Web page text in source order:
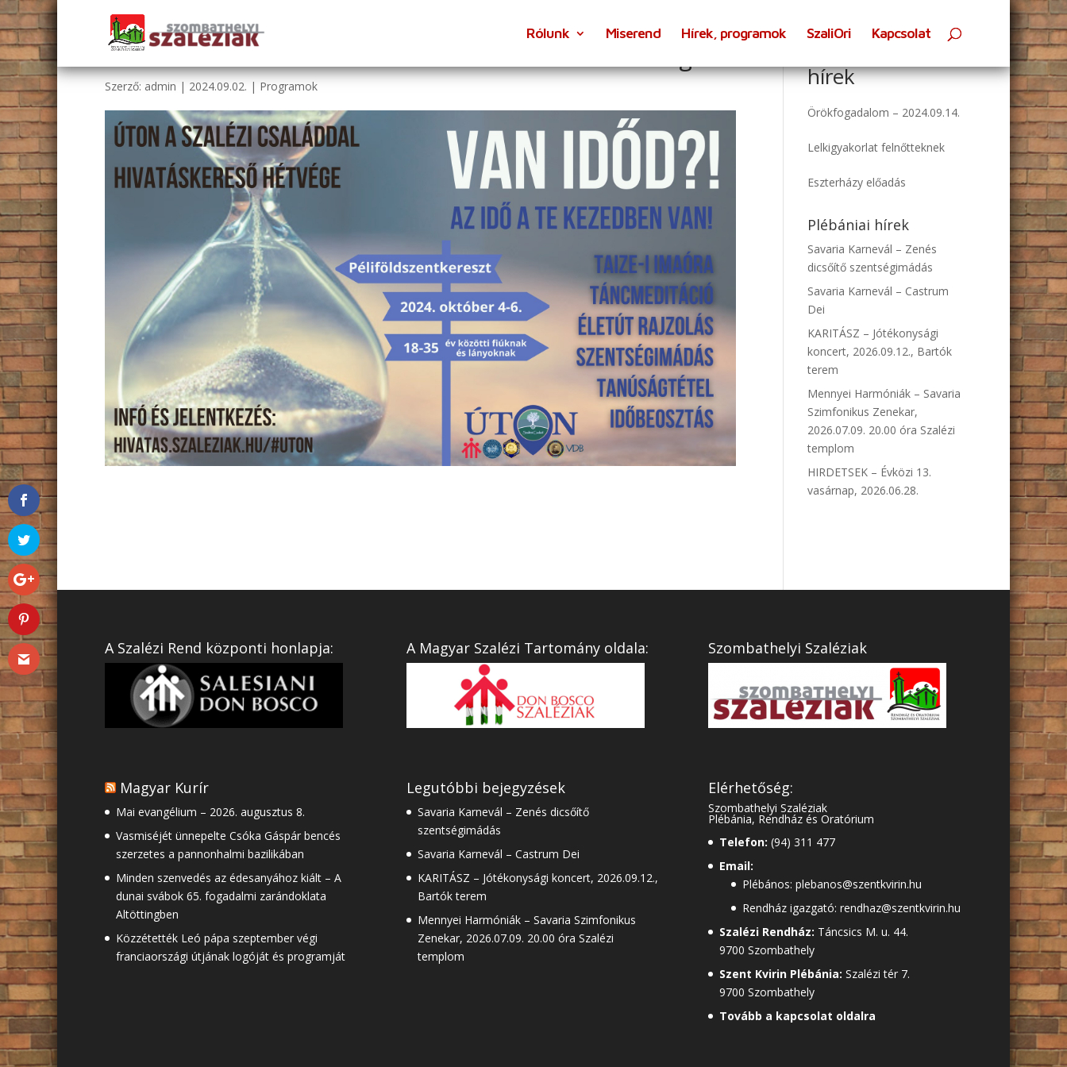
Rólunk Miserend Hírek, programok SzaliOri Kapcsolat
ÚTON A SZALÉZI CSALÁDDAL – hivatáskereső hétvége
Szerző: admin | 2024.09.02. | Programok hírek
Örökfogadalom – 2024.09.14.
Lelkigyakorlat felnőtteknek
Eszterházy előadás
Plébániai hírek
Savaria Karnevál – Zenés
dicsőítő szentségimádás
Savaria Karnevál – Castrum
Dei
KARITÁSZ – Jótékonysági
koncert, 2026.09.12., Bartók
terem
Mennyei Harmóniák – Savaria
Szimfonikus Zenekar,
2026.07.09. 20.00 óra Szalézi
templom
HIRDETSEK – Évközi 13.
vasárnap, 2026.06.28.
A Szalézi Rend központi honlapja:
Magyar Kurír
Mai evangélium – 2026. augusztus 8.
Vasmiséjét ünnepelte Csóka Gáspár bencés
szerzetes a pannonhalmi bazilikában
Minden szenvedés az édesanyához kiált – A
dunai svábok 65. fogadalmi zarándoklata
Altöttingben
Közzétették Leó pápa szeptember végi
franciaországi útjának logóját és programját
A Magyar Szalézi Tartomány oldala:
Legutóbbi bejegyzések
Savaria Karnevál – Zenés dicsőítő
szentségimádás
Savaria Karnevál – Castrum Dei
KARITÁSZ – Jótékonysági koncert, 2026.09.12.,
Bartók terem
Mennyei Harmóniák – Savaria Szimfonikus
Zenekar, 2026.07.09. 20.00 óra Szalézi
templom
Szombathelyi Szaléziak
Elérhetőség:
Szombathelyi Szaléziak
Plébánia, Rendház és Oratórium
Telefon: (94) 311 477
Email:
Plébános: plebanos@szentkvirin.hu
Rendház igazgató: rendhaz@szentkvirin.hu
Szalézi Rendház: Táncsics M. u. 44.
9700 Szombathely
Szent Kvirin Plébánia: Szalézi tér 7.
9700 Szombathely
Tovább a kapcsolat oldalra